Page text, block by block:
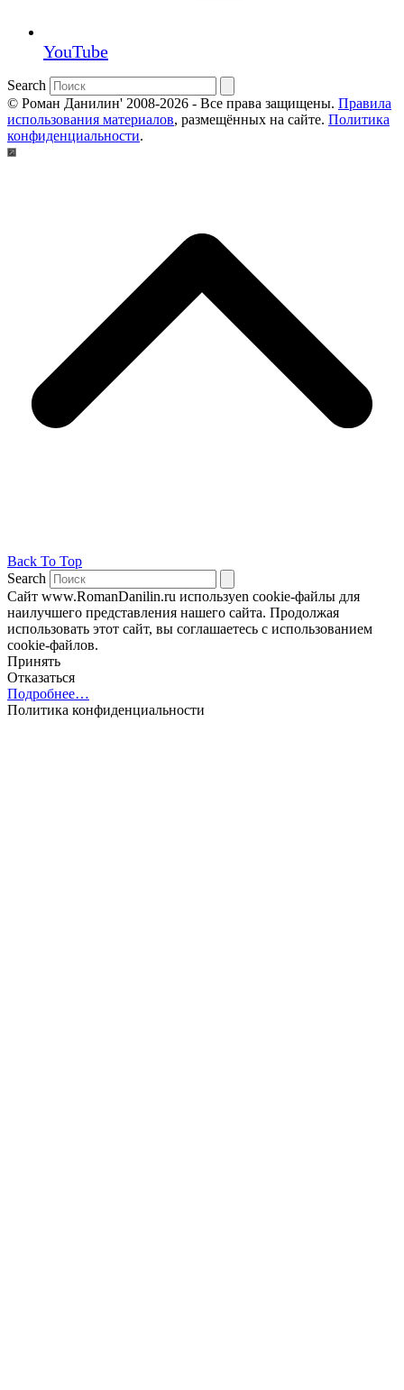
YouTube
Search
© Роман Данилин' 2008-2026 - Все права защищены. Правила
использования материалов, размещённых на сайте. Политика
конфиденциальности.
Back To Top
Search
Сайт www.RomanDanilin.ru используеn cookie-файлы для
наилучшего представления нашего сайта. Продолжая
использовать этот сайт, вы соглашаетесь с использованием
cookie-файлов.
Принять
Отказаться
Подробнее…
Политика конфиденциальности